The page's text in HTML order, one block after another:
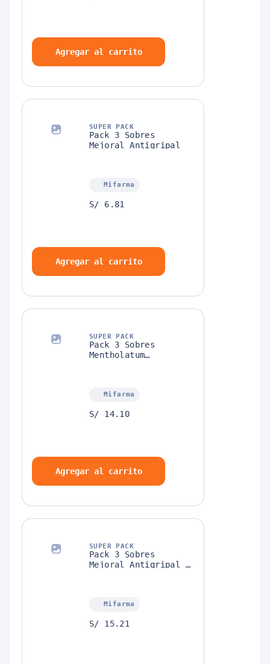
Agregar al carrito
SUPER PACK
Pack 3 Sobres
Mejoral Antigripal
Mifarma
S/ 6.81
Agregar al carrito
SUPER PACK
Pack 3 Sobres
Mentholatum
Caramelos
Mifarma
S/ 14.10
Agregar al carrito
SUPER PACK
Pack 3 Sobres
Mejoral Antigripal +
Mifarma
S/ 15.21